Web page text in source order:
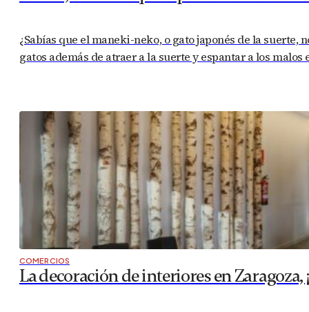
¿Sabías que el maneki-neko, o gato japonés de la
gatos además de atraer a la suerte y espantar a los
COMERCIOS
La decoración de interiores en Zaragoza,